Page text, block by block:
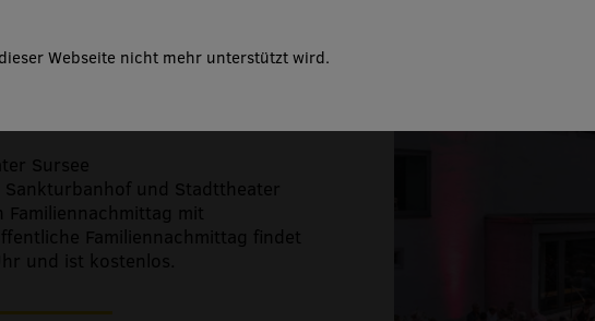
&
Sursee
und Stadttheater
Familiennachmittag mit
Familiennachmittag findet
und ist kostenlos.
Webseite nicht mehr unterstützt wird.